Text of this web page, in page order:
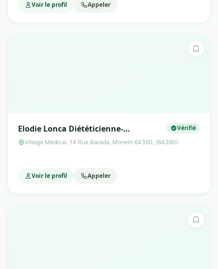
Voir le profil Appeler
Elodie Lonca Diététicienne-
Nutritionniste
Vérifié
Village Médical, 14 Rue Barada, Monein 64360, (64360)
Voir le profil Appeler